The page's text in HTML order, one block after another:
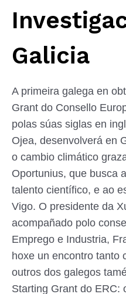
Galicia
A primeira galega en
Grant do Consello
polas súas siglas en
Ojea, desenvolverá en
o cambio climático
Oportunius, que busca
talento científico, e ao
Vigo. O presidente da
acompañado polo
Emprego e Industria,
hoxe un encontro tanto
outros dos galegos
Starting Grant do ERC: